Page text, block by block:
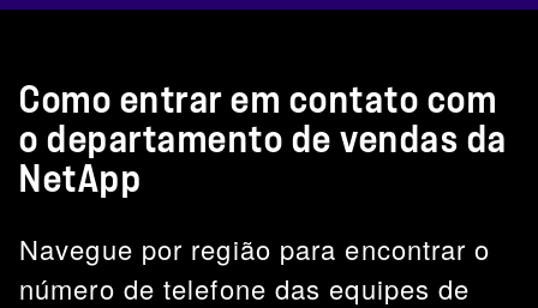
Como entrar em contato com
o departamento de vendas da
NetApp
Navegue por região para encontrar o
número de telefone das equipes de